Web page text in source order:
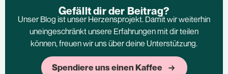
Gefällt dir der Beitrag?
Unser Blog ist unser Herzensprojekt. Damit wir weiterhin
uneingeschränkt unsere Erfahrungen mit dir teilen
können, freuen wir uns über deine Unterstützung.
Spendiere uns einen Kaffee →